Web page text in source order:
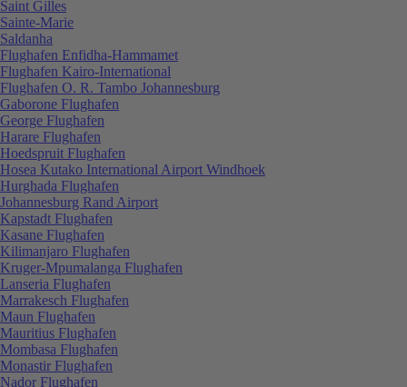
Saint Gilles
Sainte-Marie
Saldanha
Flughafen Enfidha-Hammamet
Flughafen Kairo-International
Flughafen O. R. Tambo Johannesburg
Gaborone Flughafen
George Flughafen
Harare Flughafen
Hoedspruit Flughafen
Hosea Kutako International Airport Windhoek
Hurghada Flughafen
Johannesburg Rand Airport
Kapstadt Flughafen
Kasane Flughafen
Kilimanjaro Flughafen
Kruger-Mpumalanga Flughafen
Lanseria Flughafen
Marrakesch Flughafen
Maun Flughafen
Mauritius Flughafen
Mombasa Flughafen
Monastir Flughafen
Nador Flughafen